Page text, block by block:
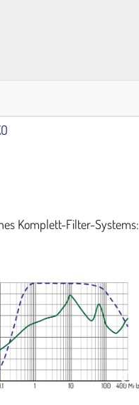
Komplett-Filter-Systems: